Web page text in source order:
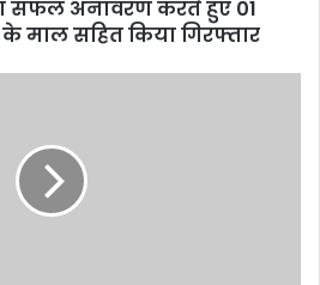
सफल अनावरण करते हुए 01
माल सहित किया गिरफ्तार